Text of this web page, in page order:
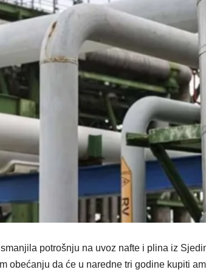
potrošnju na uvoz nafte i plina iz
obećanju da će u naredne tri godine kupiti